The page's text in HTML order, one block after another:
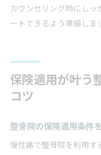
カウンセリング時にしっ
ートできるよう準備しま
保険適用が叶う
コツ
整骨院の保険適用条件
慢性痛で整骨院を利用す